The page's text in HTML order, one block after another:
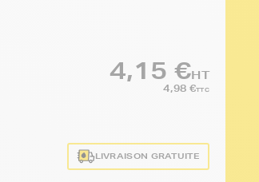
4,15 €HT
4,98 €TTC
LIVRAISON GRATUITE